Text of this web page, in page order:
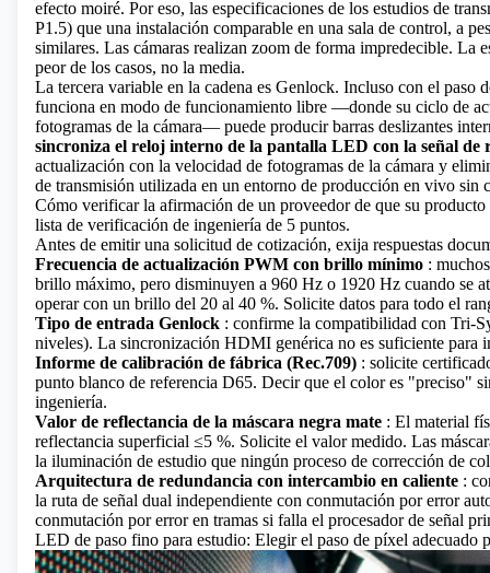
efecto moiré. Por eso, las especificaciones de los estudios de
P1.5) que una instalación comparable en una sala de control, a
similares. Las cámaras realizan zoom de forma impredecible. La
peor de los casos, no la media.
La tercera variable en la cadena es Genlock. Incluso con el
funciona en modo de funcionamiento libre —donde su ciclo de
fotogramas de la cámara— puede producir barras deslizantes
sincroniza el reloj interno de la pantalla LED con la señal de
actualización con la velocidad de fotogramas de la cámara y
de transmisión utilizada en un entorno de producción en vivo sin
Cómo verificar la afirmación de un proveedor de que su
lista de verificación de ingeniería de 5 puntos.
Antes de emitir una solicitud de cotización, exija respuestas
Frecuencia de actualización PWM con brillo mínimo :
brillo máximo, pero disminuyen a 960 Hz o 1920 Hz cuando se
operar con un brillo del 20 al 40 %. Solicite datos para todo el
Tipo de entrada Genlock : confirme la compatibilidad con Tri-
niveles). La sincronización HDMI genérica no es suficiente para
Informe de calibración de fábrica (Rec.709) : solicite
punto blanco de referencia D65. Decir que el color es "preciso"
ingeniería.
Valor de reflectancia de la máscara negra mate : El material
reflectancia superficial ≤5 %. Solicite el valor medido. Las
la iluminación de estudio que ningún proceso de corrección de
Arquitectura de redundancia con intercambio en caliente :
la ruta de señal dual independiente con conmutación por error
conmutación por error en tramas si falla el procesador de señal
LED de paso fino para estudio: Elegir el paso de píxel adecuado